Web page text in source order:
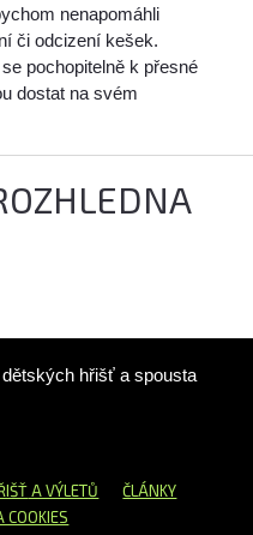
nenapomáhli
či odcizení kešek.
se pochopitelně k přesné
dostat na svém
hřišť a spousta
A VÝLETŮ
ČLÁNKY
COOKIES